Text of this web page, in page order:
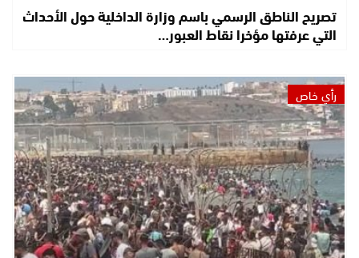
تصريح الناطق الرسمي باسم وزارة الداخلية حول الأحداث
التي عرفتها مؤخرا نقاط العبور…
رأي خاص